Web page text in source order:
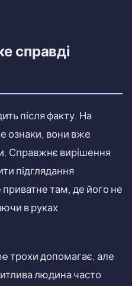
справді
після факту. На
ознаки, вони вже
Справжнє вирішення
підглядання
приватне там, де його не
в руках
трохи допомагає, але
людина часто